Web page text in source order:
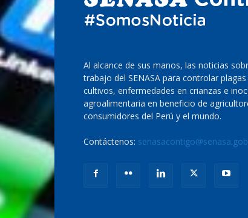
Al alcance de sus manos, las noticias
trabajo del SENASA para controlar plagas
cultivos, enfermedades en crianzas e
agroalimentaria en beneficio de
consumidores del Perú y el mundo.
Contáctenos: